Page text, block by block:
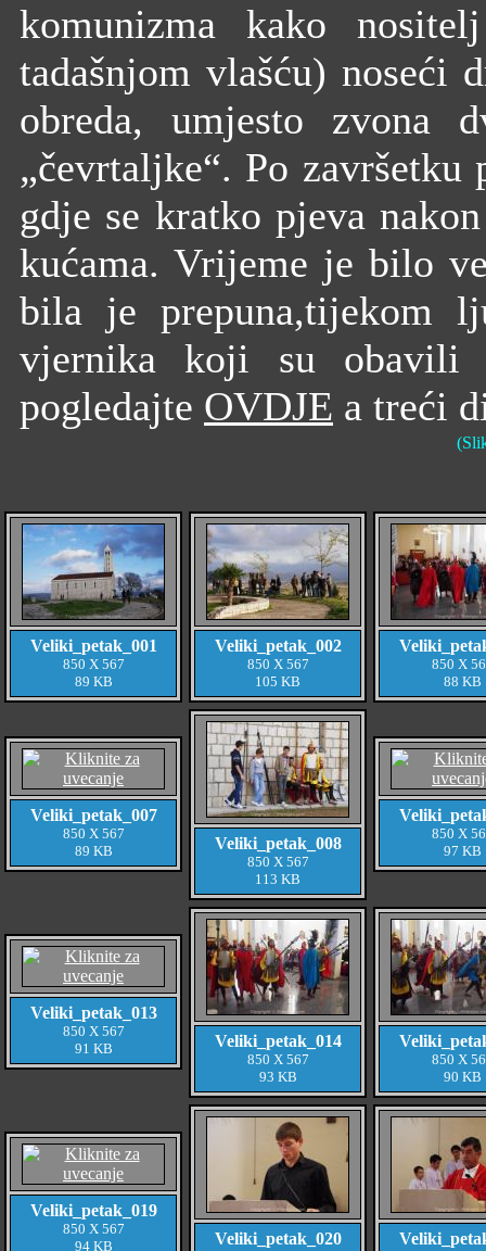
komunizma kako
tadašnjom vlašću) noseći
obreda, umjesto zvona
„čevrtaljke“. Po
gdje se kratko pjeva
kućama. Vrijeme je bilo
bila je prepuna,tijekom
vjernika koji su obavili
pogledajte OVDJE a treći
Veliki_petak_001
850 X 567
89 KB
Veliki_petak_002
850 X 567
105 KB
850 X
88 KB
Veliki_petak_007
850 X 567
89 KB
Veliki_petak_008
850 X 567
113 KB
850 X
97 KB
Veliki_petak_013
850 X 567
91 KB
Veliki_petak_014
850 X 567
93 KB
850 X
90 KB
Veliki_petak_019
850 X 567
94 KB
Veliki_petak_020